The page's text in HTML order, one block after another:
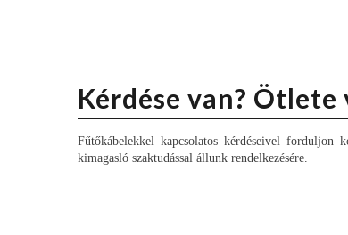
Kérdése van? Ötlete
Fűtőkábelekkel kapcsolatos kérdéseivel forduljon
kimagasló szaktudással állunk rendelkezésére.